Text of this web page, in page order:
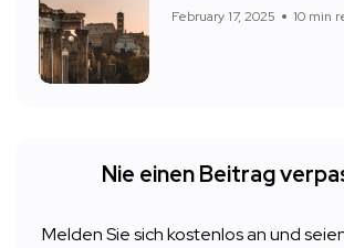
February 17, 2025 10 min
Nie einen Beitrag
Melden Sie sich kostenlos an und